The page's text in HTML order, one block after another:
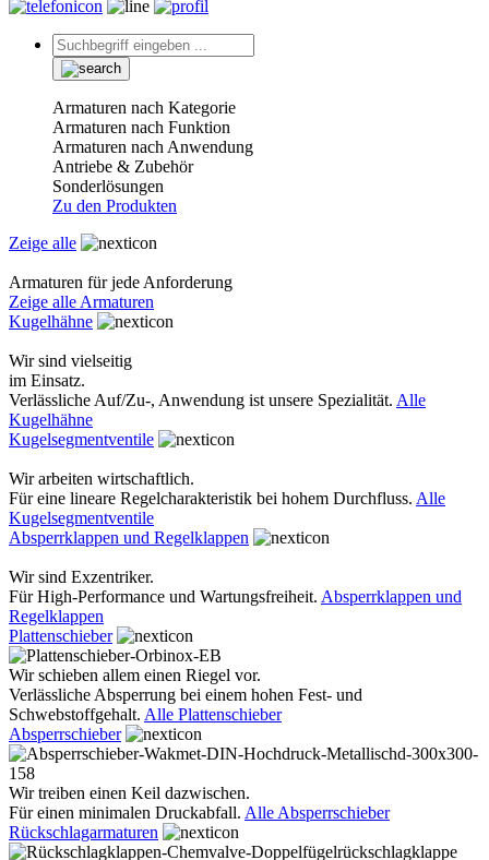
Armaturen nach Kategorie
Armaturen nach Funktion
Armaturen nach Anwendung
Antriebe & Zubehör
Sonderlösungen
Zu den Produkten
Zeige alle
Armaturen für jede Anforderung
Zeige alle Armaturen
Kugelhähne
Wir sind vielseitig
im Einsatz.
Verlässliche Auf/Zu-, Anwendung ist unsere Spezialität. Alle
Kugelhähne
Kugelsegmentventile
Wir arbeiten wirtschaftlich.
Für eine lineare Regelcharakteristik bei hohem Durchfluss. Alle
Kugelsegmentventile
Absperrklappen und Regelklappen
Wir sind Exzentriker.
Für High-Performance und Wartungsfreiheit. Absperrklappen und
Regelklappen
Plattenschieber
Wir schieben allem einen Riegel vor.
Verlässliche Absperrung bei einem hohen Fest- und
Schwebstoffgehalt. Alle Plattenschieber
Absperrschieber
Wir treiben einen Keil dazwischen.
Für einen minimalen Druckabfall. Alle Absperrschieber
Rückschlagarmaturen